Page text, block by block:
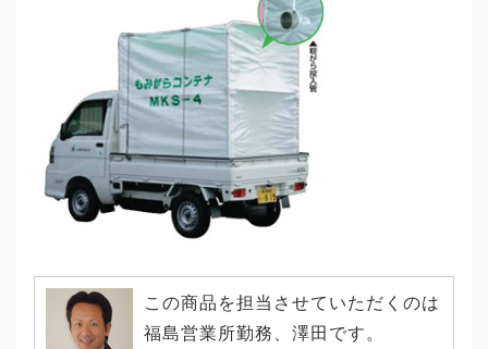
この商品を担当させていただくのは
福島営業所勤務、澤田です。